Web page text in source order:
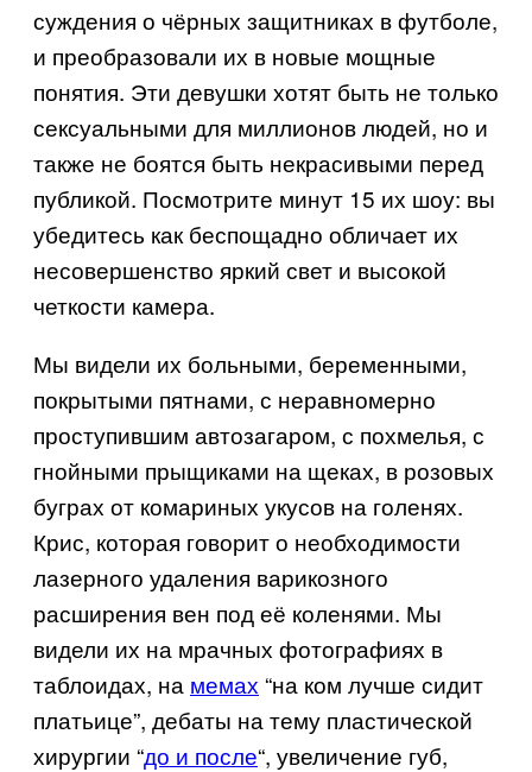
суждения о чёрных защитниках в футболе,
и преобразовали их в новые мощные
понятия. Эти девушки хотят быть не только
сексуальными для миллионов людей, но и
также не боятся быть некрасивыми перед
публикой. Посмотрите минут 15 их шоу: вы
убедитесь как беспощадно обличает их
несовершенство яркий свет и высокой
четкости камера.
Мы видели их больными, беременными,
покрытыми пятнами, с неравномерно
проступившим автозагаром, с похмелья, с
гнойными прыщиками на щеках, в розовых
буграх от комариных укусов на голенях.
Крис, которая говорит о необходимости
лазерного удаления варикозного
расширения вен под её коленями. Мы
видели их на мрачных фотографиях в
таблоидах, на мемах “на ком лучше сидит
платьице”, дебаты на тему пластической
хирургии “до и после“, увеличение губ,